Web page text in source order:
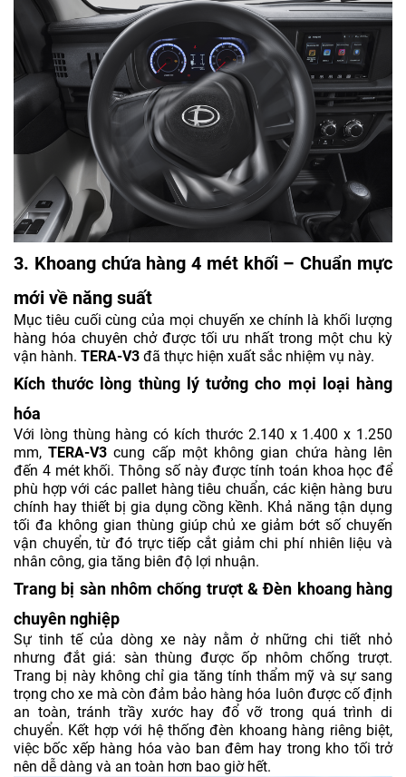
3. Khoang chứa hàng 4 mét khối – Chuẩn mực
mới về năng suất
Mục tiêu cuối cùng của mọi chuyến xe chính là khối lượng
hàng hóa chuyên chở được tối ưu nhất trong một chu kỳ
vận hành. TERA-V3 đã thực hiện xuất sắc nhiệm vụ này.
Kích thước lòng thùng lý tưởng cho mọi loại hàng
hóa
Với lòng thùng hàng có kích thước 2.140 x 1.400 x 1.250
mm,TERA-V3 cung cấp một không gian chứa hàng lên
đến 4 mét khối. Thông số này được tính toán khoa học để
phù hợp với các pallet hàng tiêu chuẩn, các kiện hàng bưu
chính hay thiết bị gia dụng cồng kềnh. Khả năng tận dụng
tối đa không gian thùng giúp chủ xe giảm bớt số chuyến
vận chuyển, từ đó trực tiếp cắt giảm chi phí nhiên liệu và
nhân công, gia tăng biên độ lợi nhuận.
Trang bị sàn nhôm chống trượt & Đèn khoang hàng
chuyên nghiệp
Sự tinh tế của dòng xe này nằm ở những chi tiết nhỏ
nhưng đắt giá: sàn thùng được ốp nhôm chống trượt.
Trang bị này không chỉ gia tăng tính thẩm mỹ và sự sang
trọng cho xe mà còn đảm bảo hàng hóa luôn được cố định
an toàn, tránh trầy xước hay đổ vỡ trong quá trình di
chuyển. Kết hợp với hệ thống đèn khoang hàng riêng biệt,
việc bốc xếp hàng hóa vào ban đêm hay trong kho tối trở
nên dễ dàng và an toàn hơn bao giờ hết.